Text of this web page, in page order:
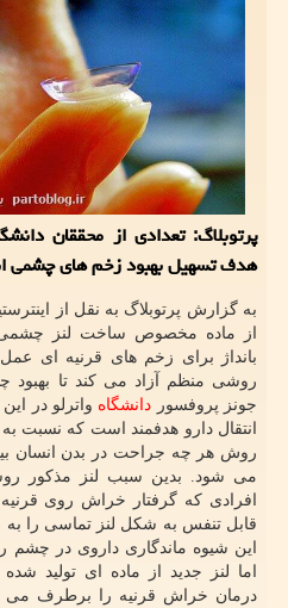
پرتوبلاگ: تعدادی از محققان
هدف تسهیل بهبود زخم های چشمی
به گزارش پرتوبلاگ به نقل از
از ماده مخصوص ساخت لنز چشمی
بانداژ برای زخم های قرنیه ای
روشی منظم آزاد می کند تا بهبود
جونز پروفسور دانشگاه واترلو در
انتقال دارو هدفمند است که نسبت
روش هر چه جراحت در بدن انسان
می شود. بدین سبب لنز مذکور
افرادی که گرفتار خراش روی قرنیه
این شیوه ماندگاری داروی در چشم
اما لنز جدید از ماده ای تولید
درمان خراش قرنیه را برطرف می